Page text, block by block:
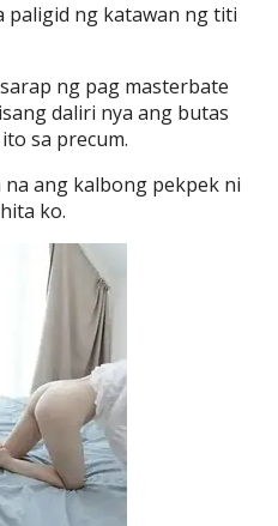
paligid ng katawan ng titi
ng pag masterbate
daliri nya ang butas
sa precum.
na ang kalbong pekpek ni
ko.